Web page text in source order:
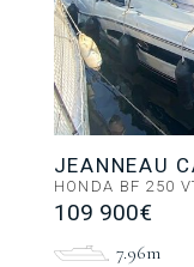
JEANNEAU
HONDA BF 250
109 900€
7.96m